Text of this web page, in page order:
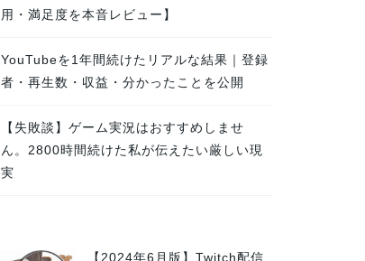
用・満足度を本音レビュー】
YouTubeを1年間続けたリアルな結果｜登録
者・再生数・収益・分かったことを公開
【失敗談】ゲーム実況はおすすめしませ
ん。2800時間続けた私が伝えたい厳しい現
実
【2024年6月版】Twitch配信